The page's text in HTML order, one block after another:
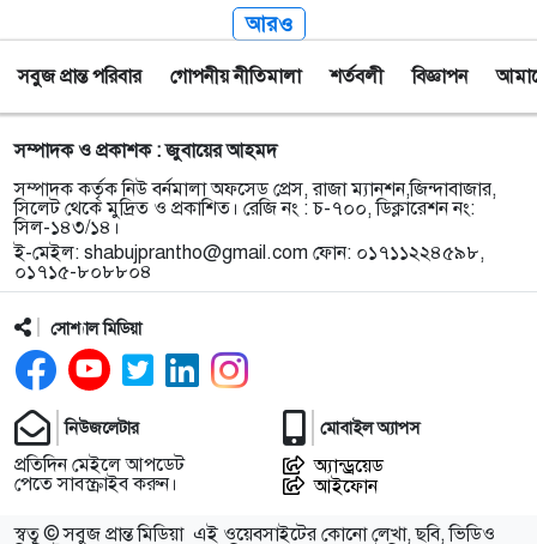
আরও
সবুজ প্রান্ত পরিবার গোপনীয় নীতিমালা শর্তবলী বিজ্ঞাপন
সম্পাদক ও প্রকাশক : জুবায়ের আহমদ
সম্পাদক কর্তৃক নিউ বর্নমালা অফসেড প্রেস, রাজা ম্যানশন,জিন্দাবাজার,
সিলেট থেকে মুদ্রিত ও প্রকাশিত। রেজি নং : চ-৭০০, ডিক্লারেশন নং:
সিল-১৪৩/১৪।
ই-মেইল: shabujprantho@gmail.com ফোন: ০১৭১১২২৪৫৯৮,
০১৭১৫-৮০৮৮০৪
সোশ্যাল মিডিয়া
নিউজলেটার
প্রতিদিন মেইলে আপডেট
পেতে সাবস্ক্রাইব করুন।
মোবাইল অ্যাপস
অ্যান্ড্রয়েড
আইফোন
স্বত্ব © সবুজ প্রান্ত মিডিয়া এই ওয়েবসাইটের কোনো লেখা, ছবি, ভিডিও